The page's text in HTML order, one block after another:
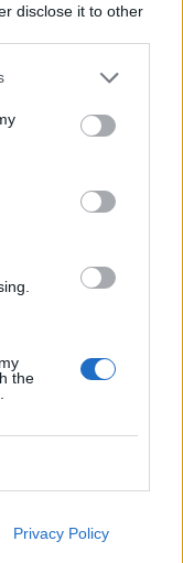
disclose it to other
the
Privacy Policy
στον...